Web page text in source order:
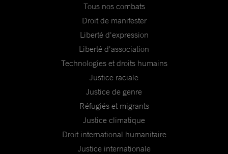
Tous nos combats
Droit de manifester
Liberté d'expression
Liberté d'association
Technologies et droits humains
Justice raciale
Justice de genre
Réfugiés et migrants
Justice climatique
Droit international humanitaire
Justice internationale